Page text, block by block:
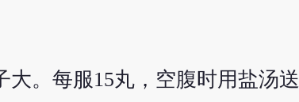
。每服15丸，空腹时用盐汤